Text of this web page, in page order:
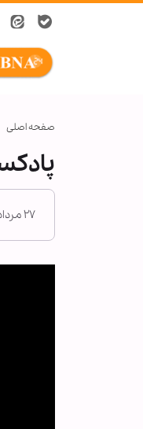
صفحه اصلی
پادکست
۲۷ مرداد ۱۴۰۲ - ۱۷:۰۰